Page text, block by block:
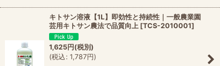
キトサン溶液【1L】即効性と持続性｜一般農業園
芸用キトサン農法で品質向上 [TCS-2010001]
1,625円(税別)
(税込: 1,787円)